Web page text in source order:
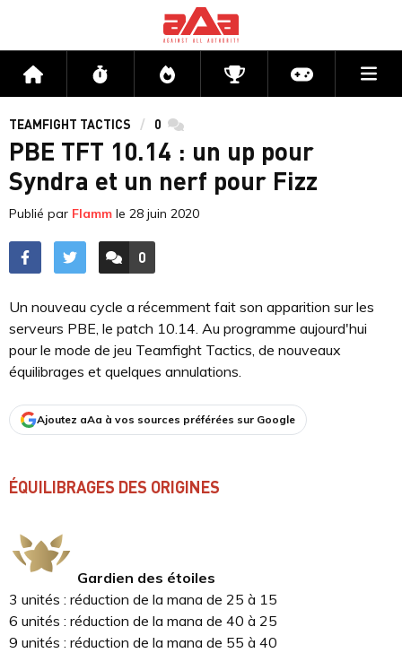
Accueil Flux Directs CompétitionsActu jeux
TEAMFIGHT TACTICS 0 commentaires
PBE TFT 10.14 : un up pour
Syndra et un nerf pour Fizz
Publié par Flamm le 28 juin 2020
ACCÉDER AUX
0
COMMENTAIRES
Un nouveau cycle a récemment fait son apparition sur les
serveurs PBE, le patch 10.14. Au programme aujourd'hui
pour le mode de jeu Teamfight Tactics, de nouveaux
équilibrages et quelques annulations.
Ajoutez aAa à vos sources préférées sur Google
ÉQUILIBRAGES DES ORIGINES
Gardien des étoiles
3 unités : réduction de la mana de 25 à 15
6 unités : réduction de la mana de 40 à 25
9 unités : réduction de la mana de 55 à 40